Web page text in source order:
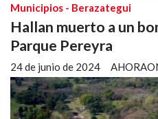
Hallan muerto a un
Parque Pereyra
Municipios - Berazategui
24 de junio de 2024